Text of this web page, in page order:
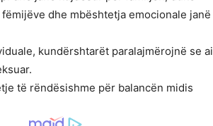
dhe mbështetja emocionale janë
kundërshtarët paralajmërojnë se ai
të rëndësishme për balancën midis